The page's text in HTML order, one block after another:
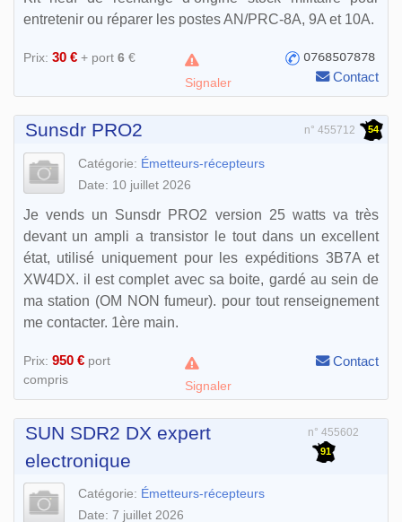
entretenir ou réparer les postes AN/PRC-8A, 9A et 10A.
Prix: 30 € + port 6 €
Signaler
Contact
Sunsdr PRO2 n° 455712 54
Catégorie: Émetteurs-récepteurs
Date: 10 juillet 2026
Je vends un Sunsdr PRO2 version 25 watts va très
devant un ampli a transistor le tout dans un excellent
état, utilisé uniquement pour les expéditions 3B7A et
XW4DX. il est complet avec sa boite, gardé au sein de
ma station (OM NON fumeur). pour tout renseignement
me contacter. 1ère main.
Prix: 950 € port
compris
Signaler
Contact
SUN SDR2 DX expert
electronique
n° 455602
91
Catégorie: Émetteurs-récepteurs
Date: 7 juillet 2026